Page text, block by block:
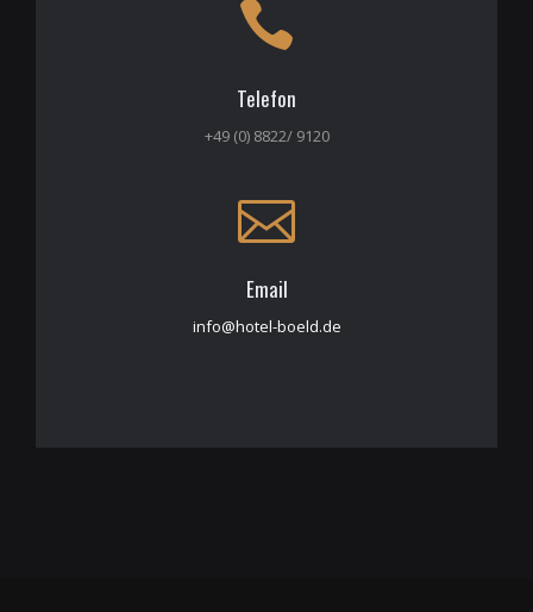
Telefon
+49 (0) 8822/ 9120
Email
info@hotel-boeld.de